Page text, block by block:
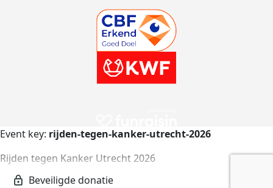
Event key: rijden-tegen-kanker-utrecht-2026
Rijden tegen Kanker Utrecht 2026
rijden-tegen-kanker-utrecht-2026